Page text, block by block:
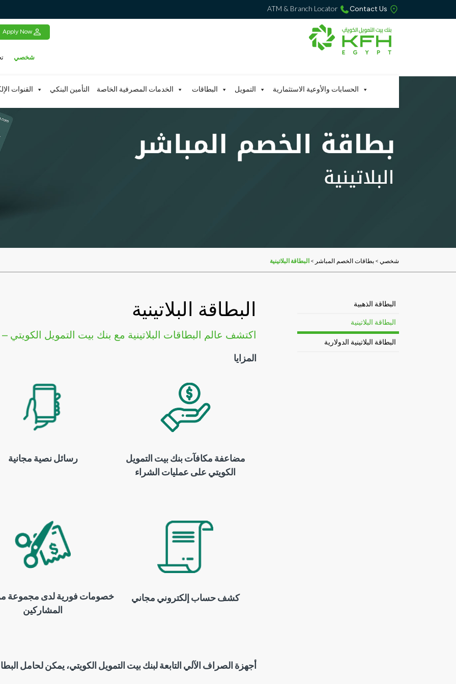
Contact Us
Apply Now
شخصي
الحسابات والأوعية الاستثمارية التمويل البطاقات الخدمات المصرفية الخاصة التأمين البنكي القنوات
شخصي > بطاقات الخصم المباشر > البطاقة البلاتينية
البطاقة الذهبية
البطاقة البلاتينية
البطاقة البلاتينية الدولارية
البطاقة البلاتينية
اكتشف عالم البطاقات البلاتينية مع بنك بيت التمويل الكويتي
المزايا
مضاعفة مكافآت بنك بيت التمويل
الكويتي على عمليات الشراء
رسائل نصية مجانية
كشف حساب إلكتروني مجاني
خصومات فورية لدى مجموعة
المشاركين
أجهزة الصراف الآلي التابعة لبنك بيت التمويل الكويتي، يمكن لحامل